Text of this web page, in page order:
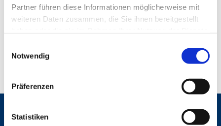
Partner führen diese Informationen möglicherweise mit
weiteren Daten zusammen, die Sie ihnen bereitgestellt
i
Notwendig
Präferenzen
Statistiken
Gemeinden